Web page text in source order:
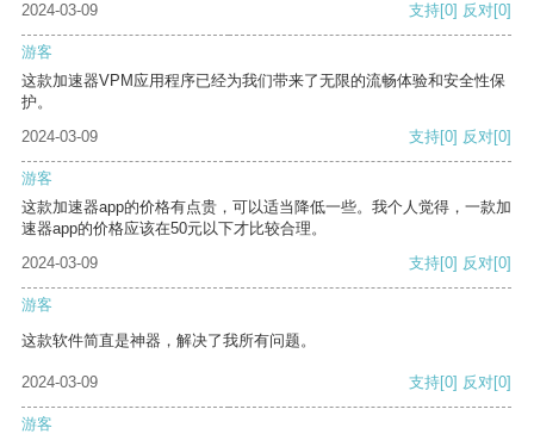
2024-03-09
支持[0] 反对[0]
游客
这款加速器VPM应用程序已经为我们带来了无限的流畅体验和安全性保
护。
2024-03-09
支持[0] 反对[0]
游客
这款加速器app的价格有点贵，可以适当降低一些。我个人觉得，一款加
速器app的价格应该在50元以下才比较合理。
2024-03-09
支持[0] 反对[0]
游客
这款软件简直是神器，解决了我所有问题。
2024-03-09 支持[0] 反对[0]
游客